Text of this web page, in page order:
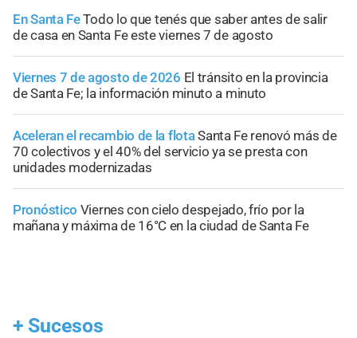
En Santa FeTodo lo que tenés que saber antes de salir
de casa en Santa Fe este viernes 7 de agosto
Viernes 7 de agosto de 2026 El tránsito en la provincia
de Santa Fe; la información minuto a minuto
Aceleran el recambio de la flotaSanta Fe renovó más de
70 colectivos y el 40% del servicio ya se presta con
unidades modernizadas
Pronóstico Viernes con cielo despejado, frío por la
mañana y máxima de 16°C en la ciudad de Santa Fe
+ Sucesos